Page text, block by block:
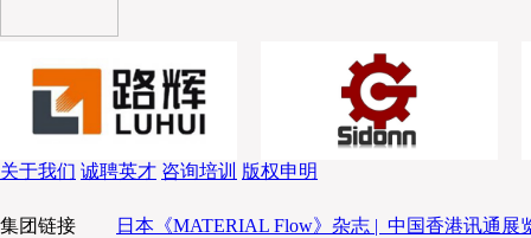
关于我们 诚聘英才 咨询培训 版权申明
集团链接 日本《MATERIAL Flow》杂志 | 中国香港讯通展